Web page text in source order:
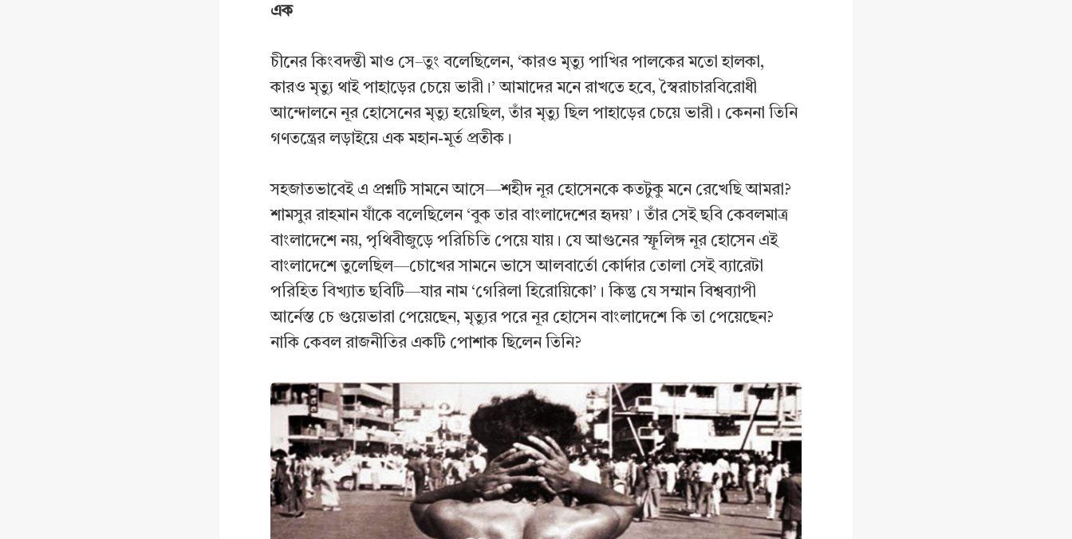
এক
চীনের কিংবদন্তী মাও সে–তুং বলেছিলেন, ‘কারও মৃত্যু পাখির পালকের মতো হালকা,
কারও মৃত্যু থাই পাহাড়ের চেয়ে ভারী।’ আমাদের মনে রাখতে হবে, স্বৈরাচারবিরোধী
আন্দোলনে নূর হোসেনের মৃত্যু হয়েছিল, তাঁর মৃত্যু ছিল পাহাড়ের চেয়ে ভারী। কেননা তিনি
গণতন্ত্রের লড়াইয়ে এক মহান-মূর্ত প্রতীক।
সহজাতভাবেই এ প্রশ্নটি সামনে আসে—শহীদ নূর হোসেনকে কতটুকু মনে রেখেছি আমরা?
শামসুর রাহমান যাঁকে বলেছিলেন ‘বুক তার বাংলাদেশের হৃদয়’। তাঁর সেই ছবি কেবলমাত্র
বাংলাদেশে নয়, পৃথিবীজুড়ে পরিচিতি পেয়ে যায়। যে আগুনের স্ফূলিঙ্গ নূর হোসেন এই
বাংলাদেশে তুলেছিল—চোখের সামনে ভাসে আলবার্তো কোর্দার তোলা সেই ব্যারেটা
পরিহিত বিখ্যাত ছবিটি—যার নাম ‘গেরিলা হিরোয়িকো’। কিন্তু যে সম্মান বিশ্বব্যাপী
আর্নেস্ত চে গুয়েভারা পেয়েছেন, মৃত্যুর পরে নূর হোসেন বাংলাদেশে কি তা পেয়েছেন?
নাকি কেবল রাজনীতির একটি পোশাক ছিলেন তিনি?